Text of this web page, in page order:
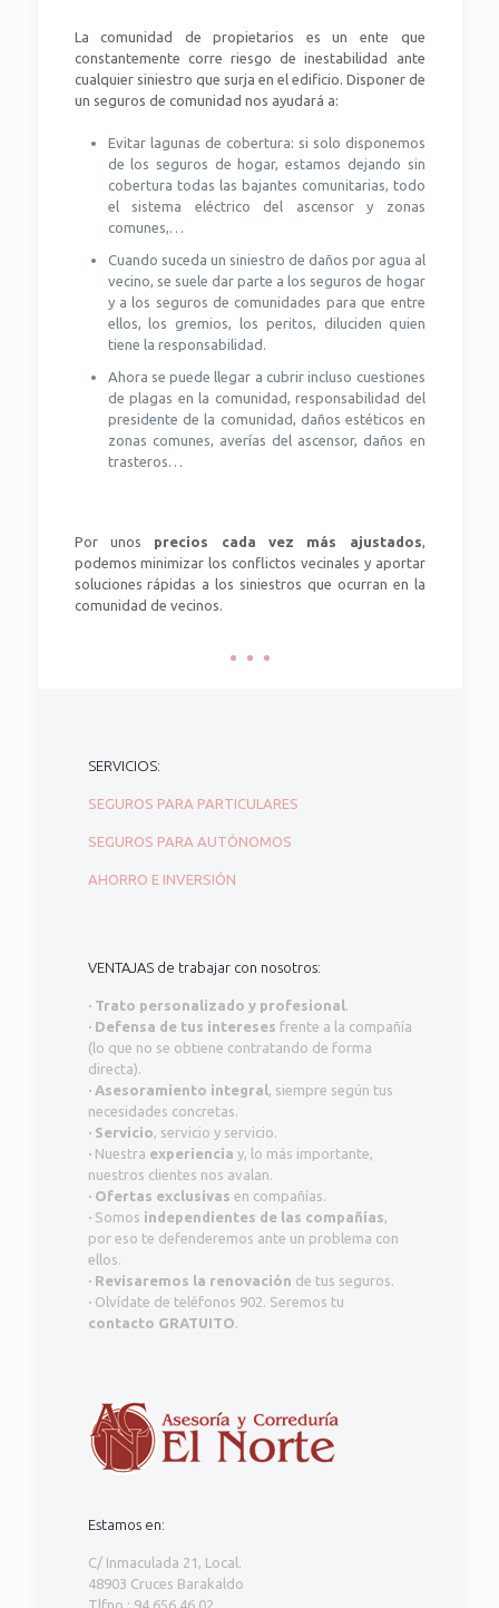
La comunidad de propietarios es un ente que
constantemente corre riesgo de inestabilidad ante
cualquier siniestro que surja en el edificio. Disponer de
un seguros de comunidad nos ayudará a:
Evitar lagunas de cobertura: si solo disponemos
de los seguros de hogar, estamos dejando sin
cobertura todas las bajantes comunitarias, todo
el sistema eléctrico del ascensor y zonas
comunes,…
Cuando suceda un siniestro de daños por agua al
vecino, se suele dar parte a los seguros de hogar
y a los seguros de comunidades para que entre
ellos, los gremios, los peritos, diluciden quien
tiene la responsabilidad.
Ahora se puede llegar a cubrir incluso cuestiones
de plagas en la comunidad, responsabilidad del
presidente de la comunidad, daños estéticos en
zonas comunes, averías del ascensor, daños en
trasteros…
Por unos precios cada vez más ajustados,
podemos minimizar los conflictos vecinales y aportar
soluciones rápidas a los siniestros que ocurran en la
comunidad de vecinos.
SERVICIOS:
SEGUROS PARA PARTICULARES
SEGUROS PARA AUTÓNOMOS
AHORRO E INVERSIÓN
VENTAJAS de trabajar con nosotros:
· Trato personalizado y profesional.
· Defensa de tus intereses frente a la compañía
(lo que no se obtiene contratando de forma
directa).
· Asesoramiento integral, siempre según tus
necesidades concretas.
·Servicio, servicio y servicio.
·Nuestra experiencia y, lo más importante,
nuestros clientes nos avalan.
· Ofertas exclusivas en compañías.
·Somos independientes de las compañías,
por eso te defenderemos ante un problema con
ellos.
· Revisaremos la renovación de tus seguros.
·Olvídate de teléfonos 902. Seremos tu
contacto GRATUITO.
Estamos en:
C/ Inmaculada 21, Local.
48903 Cruces Barakaldo